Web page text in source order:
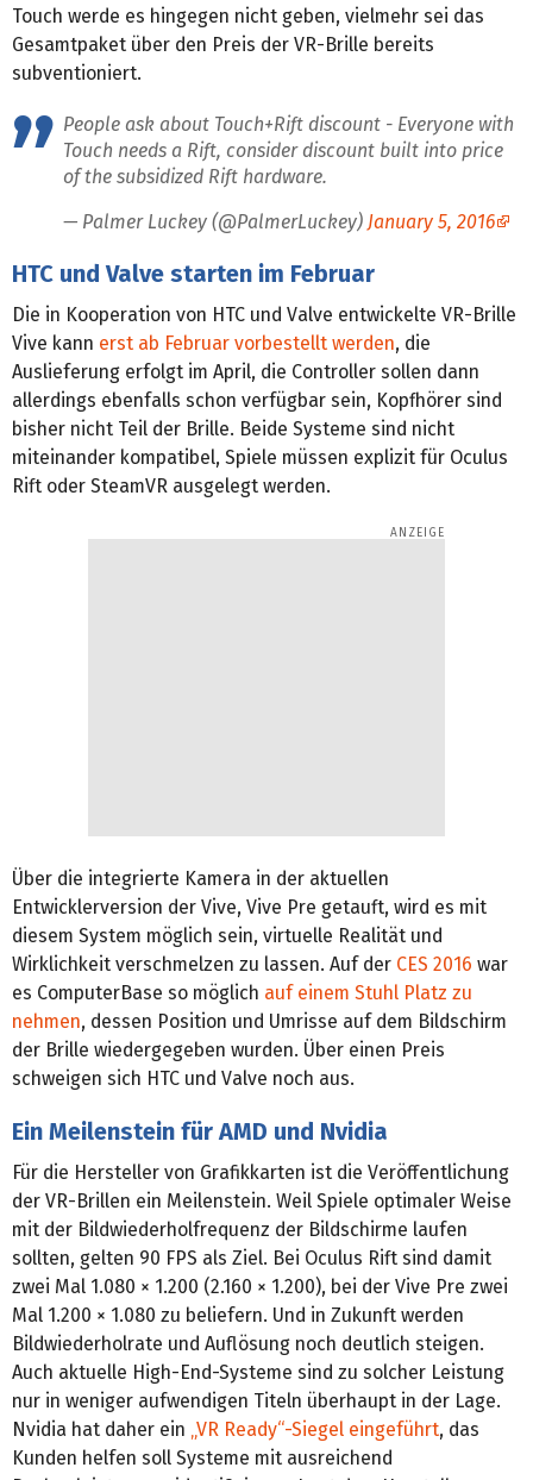
Touch werde es hingegen nicht geben, vielmehr sei das
Gesamtpaket über den Preis der VR-Brille bereits
subventioniert.
People ask about Touch+Rift discount - Everyone with
Touch needs a Rift, consider discount built into price
of the subsidized Rift hardware.
— Palmer Luckey (@PalmerLuckey) January 5, 2016
HTC und Valve starten im Februar
Die in Kooperation von HTC und Valve entwickelte VR-Brille
Vive kann erst ab Februar vorbestellt werden, die
Auslieferung erfolgt im April, die Controller sollen dann
allerdings ebenfalls schon verfügbar sein, Kopfhörer sind
bisher nicht Teil der Brille. Beide Systeme sind nicht
miteinander kompatibel, Spiele müssen explizit für Oculus
Rift oder SteamVR ausgelegt werden.
Über die integrierte Kamera in der aktuellen
Entwicklerversion der Vive, Vive Pre getauft, wird es mit
diesem System möglich sein, virtuelle Realität und
Wirklichkeit verschmelzen zu lassen. Auf der CES 2016 war
es ComputerBase so möglich auf einem Stuhl Platz zu
nehmen, dessen Position und Umrisse auf dem Bildschirm
der Brille wiedergegeben wurden. Über einen Preis
schweigen sich HTC und Valve noch aus.
Ein Meilenstein für AMD und Nvidia
Für die Hersteller von Grafikkarten ist die Veröffentlichung
der VR-Brillen ein Meilenstein. Weil Spiele optimaler Weise
mit der Bildwiederholfrequenz der Bildschirme laufen
sollten, gelten 90 FPS als Ziel. Bei Oculus Rift sind damit
zwei Mal 1.080 × 1.200 (2.160 × 1.200), bei der Vive Pre zwei
Mal 1.200 × 1.080 zu beliefern. Und in Zukunft werden
Bildwiederholrate und Auflösung noch deutlich steigen.
Auch aktuelle High-End-Systeme sind zu solcher Leistung
nur in weniger aufwendigen Titeln überhaupt in der Lage.
Nvidia hat daher ein „VR Ready“-Siegel eingeführt, das
Kunden helfen soll Systeme mit ausreichend